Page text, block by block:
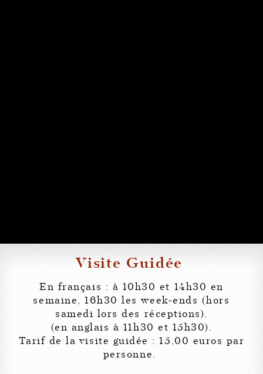
Visite Guidée
En français : à 10h30 et 14h30 en
semaine, 16h30 les week-ends (hors
samedi lors des réceptions).
(en anglais à 11h30 et 15h30).
Tarif de la visite guidée : 15,00 euros par
personne.